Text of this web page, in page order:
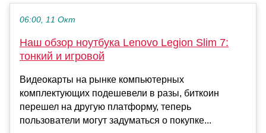
06:00, 11 Окт
Наш обзор ноутбука Lenovo Legion Slim 7:
тонкий и игровой
Видеокарты на рынке компьютерных
комплектующих подешевели в разы, биткоин
перешел на другую платформу, теперь
пользователи могут задуматься о покупке...